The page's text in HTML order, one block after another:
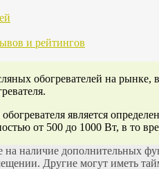
и рейтингов
обогревателей на
является
от 500 до 1000 Вт, в то
наличие дополнительных
Другие могут иметь